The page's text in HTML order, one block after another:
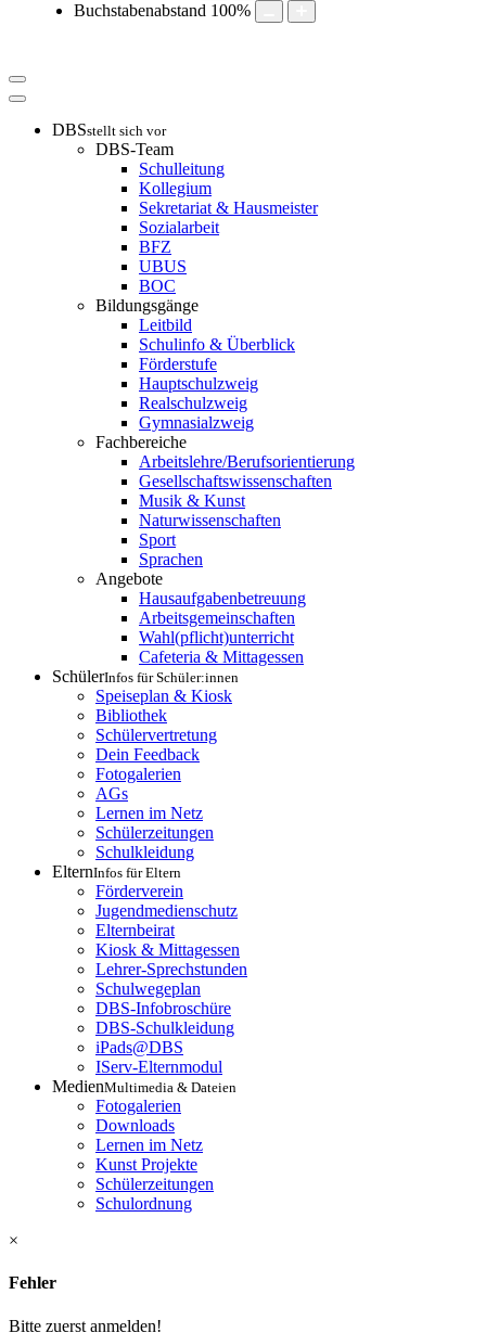
Buchstabenabstand 100%
DBSstellt sich vor
DBS-Team
Schulleitung
Kollegium
Sekretariat & Hausmeister
Sozialarbeit
BFZ
UBUS
BOC
Bildungsgänge
Leitbild
Schulinfo & Überblick
Förderstufe
Hauptschulzweig
Realschulzweig
Gymnasialzweig
Fachbereiche
Arbeitslehre/Berufsorientierung
Gesellschaftswissenschaften
Musik & Kunst
Naturwissenschaften
Sport
Sprachen
Angebote
Hausaufgabenbetreuung
Arbeitsgemeinschaften
Wahl(pflicht)unterricht
Cafeteria & Mittagessen
SchülerInfos für Schüler:innen
Speiseplan & Kiosk
Bibliothek
Schülervertretung
Dein Feedback
Fotogalerien
AGs
Lernen im Netz
Schülerzeitungen
Schulkleidung
ElternInfos für Eltern
Förderverein
Jugendmedienschutz
Elternbeirat
Kiosk & Mittagessen
Lehrer-Sprechstunden
Schulwegeplan
DBS-Infobroschüre
DBS-Schulkleidung
iPads@DBS
IServ-Elternmodul
MedienMultimedia & Dateien
Fotogalerien
Downloads
Lernen im Netz
Kunst Projekte
Schülerzeitungen
Schulordnung
×
Fehler
Bitte zuerst anmelden!